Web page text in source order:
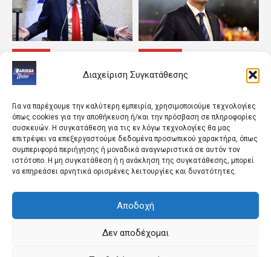
Διαχείριση Συγκατάθεσης
Για να παρέχουμε την καλύτερη εμπειρία, χρησιμοποιούμε τεχνολογίες
όπως cookies για την αποθήκευση ή/και την πρόσβαση σε πληροφορίες
συσκευών. Η συγκατάθεση για τις εν λόγω τεχνολογίες θα μας
επιτρέψει να επεξεργαστούμε δεδομένα προσωπικού χαρακτήρα, όπως
συμπεριφορά περιήγησης ή μοναδικά αναγνωριστικά σε αυτόν τον
ιστότοπο. Η μη συγκατάθεση ή η ανάκληση της συγκατάθεσης, μπορεί
να επηρεάσει αρνητικά ορισμένες λειτουργίες και δυνατότητες.
Αποδοχή
Δεν αποδέχομαι
ΚΟΣΜΟΣ
Τα τέσσερα «βέτο» του
Τελ Αβίβ που
συμφωνίες του Τραμπ
ΑΘΛΗΤΙΚΑ
«Συντονισμένη
προσπάθεια
προέδρου μας»
ΚΟΣΜΟΣ ΠΟΛΙΤΙΚΗ
Ο συνοριακός ίλιγγος της